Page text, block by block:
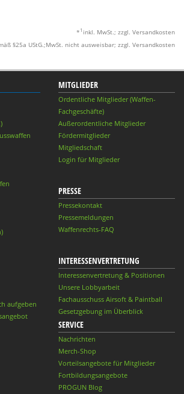
* 1 inkl. MwSt.; zzgl. Versandkosten
§25a UStG.;MwSt. nicht ausweisbar; zzgl. Versandkosten
aufgeben
MITGLIEDER
Ordentliche Mitglieder (Waffen-
Fachgeschäfte)
Außerordentliche Mitglieder
Fördermitglieder
Mitgliedschaft
Login für Mitglieder
PRESSE
Pressekontakt
Pressemeldungen
Waffenrechts-FAQ
INTERESSENVERTRETUNG
Interessenvertretung & Positionen
Unsere Lobbyarbeit
Fachausschuss Airsoft & Paintball
Gesetzgebung im Überblick
SERVICE
Nachrichten
Merch-Shop
Vorteilsangebote für Mitglieder
Fortbildungsangebote
PROGUN Blog